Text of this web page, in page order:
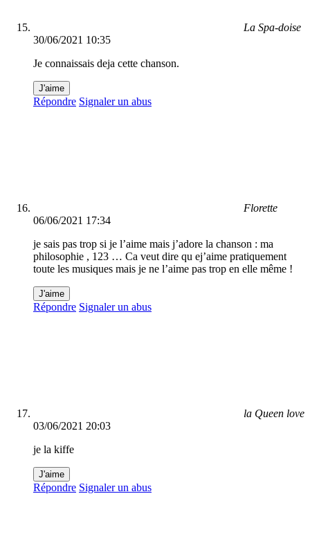
La Spa-doise
30/06/2021 10:35
Je connaissais deja cette chanson.
J'aime
Répondre Signaler un abus
Florette
06/06/2021 17:34
je sais pas trop si je l’aime mais j’adore la chanson : ma
philosophie , 123 … Ca veut dire qu ej’aime pratiquement
toute les musiques mais je ne l’aime pas trop en elle même !
J'aime
Répondre Signaler un abus
la Queen love
03/06/2021 20:03
je la kiffe
J'aime
Répondre Signaler un abus